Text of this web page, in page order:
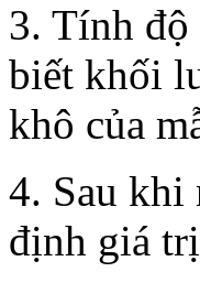
3. Tính độ
biết khối
khô của
4. Sau khi
định giá